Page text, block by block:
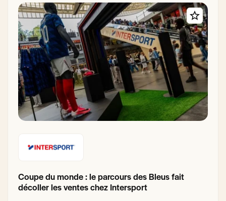
Coupe du monde : le parcours des Bleus fait
décoller les ventes chez Intersport